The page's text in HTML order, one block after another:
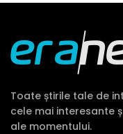
Toate știrile tale de
cele mai interesante
ale momentului.